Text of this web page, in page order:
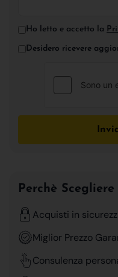
Ho letto e accetto la
Desidero ricevere
Perchè
Acquisti in
Miglior Prezzo
Consulenza